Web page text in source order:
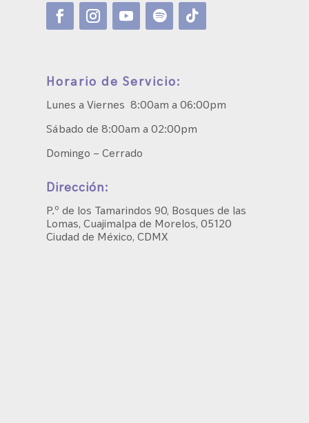
Horario de Servicio:
Lunes a Viernes 8:00am a 06:00pm
Sábado de 8:00am a 02:00pm
Domingo – Cerrado
Dirección:
P.º de los Tamarindos 90, Bosques de las
Lomas, Cuajimalpa de Morelos, 05120
Ciudad de México, CDMX